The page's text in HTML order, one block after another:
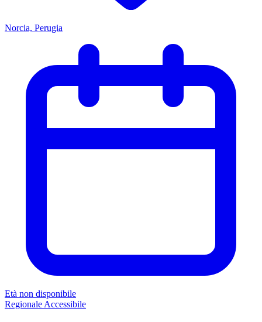
Norcia, Perugia
Età non disponibile
Regionale Accessibile